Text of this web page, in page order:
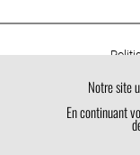
Notre site
En continuant